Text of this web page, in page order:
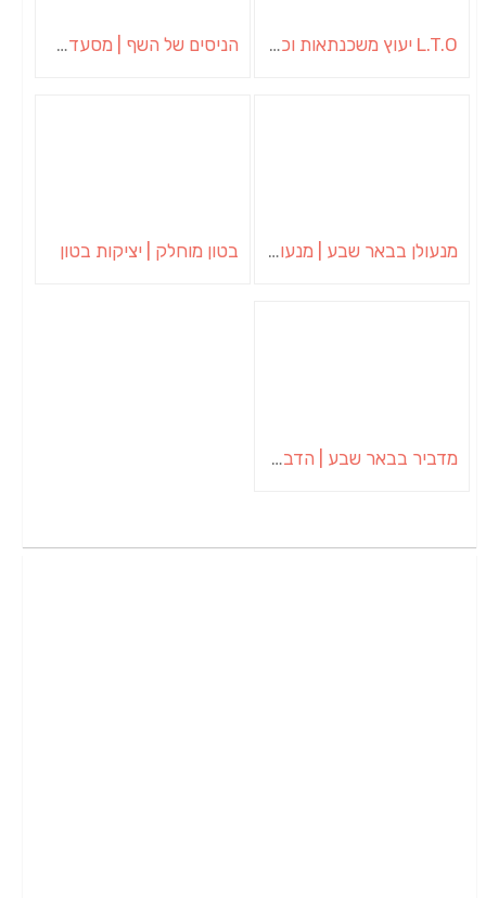
L.T.O יעוץ משכנתאות וכלכלת משפחה | יועץ משכנתאות באשכול הניסים של השף | מסעדת שף בבית | ארוחות גורמה
מנעולן בבאר שבע | מנעולן באופקים | ויטלי המנעולן בטון מוחלק | יציקות בטון
מדביר בבאר שבע | הדברה בבאר שבע | יוגב הדברות